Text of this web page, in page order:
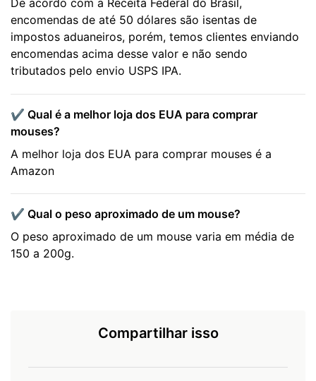
encomendas de até 50 dólares são isentas de
impostos aduaneiros, porém, temos clientes enviando
encomendas acima desse valor e não sendo
tributados pelo envio USPS IPA.
✔️ Qual é a melhor loja dos EUA para comprar
mouses?
A melhor loja dos EUA para comprar mouses é a
Amazon
✔️ Qual o peso aproximado de um mouse?
O peso aproximado de um mouse varia em média de
150 a 200g.
Compartilhar isso